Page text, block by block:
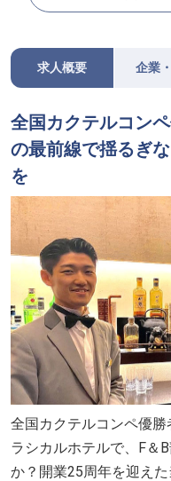
求人概要 企業
全国カクテルコン
の最前線で揺るぎ
を
全国カクテルコンペ優
ラシカルホテルで、F＆
か？開業25周年を迎え